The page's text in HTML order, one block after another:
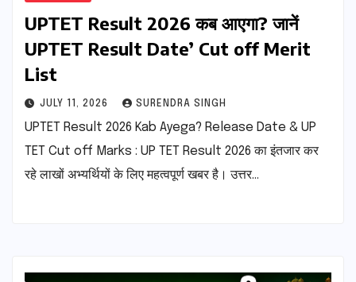
UPTET Result 2026 कब आएगा? जानें
UPTET Result Date’ Cut off Merit
List
JULY 11, 2026 SURENDRA SINGH
UPTET Result 2026 Kab Ayega? Release Date & UP
TET Cut off Marks : UP TET Result 2026 का इंतजार कर
रहे लाखों अभ्यर्थियों के लिए महत्वपूर्ण खबर है। उत्तर…